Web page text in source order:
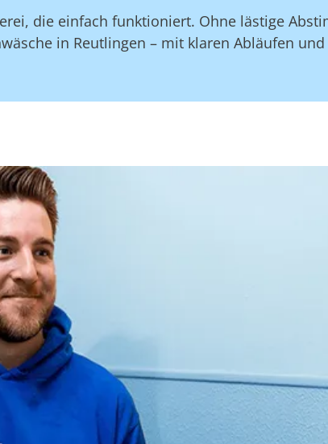
die einfach funktioniert. Ohne lästige
in Reutlingen – mit klaren Abläufen